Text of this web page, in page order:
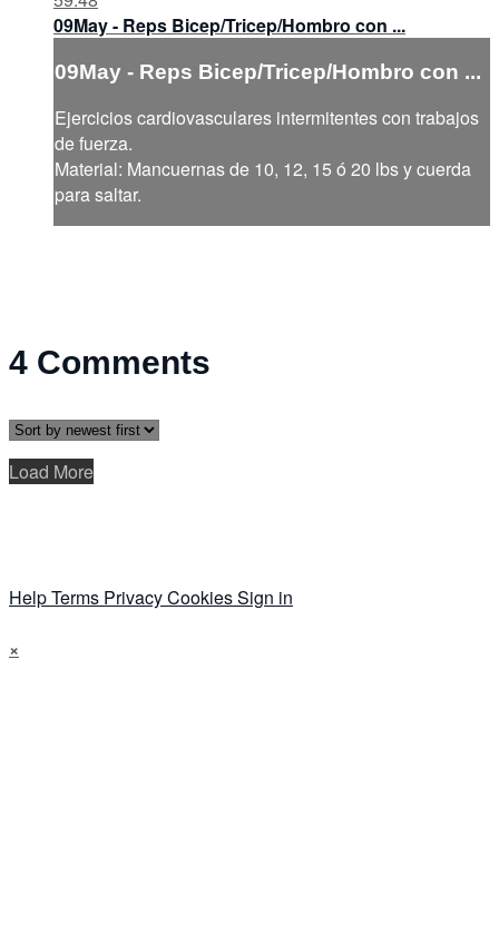
09May - Reps Bicep/Tricep/Hombro con ...
09May - Reps Bicep/Tricep/Hombro con ...
Ejercicios cardiovasculares intermitentes con trabajos
de fuerza.
Material: Mancuernas de 10, 12, 15 ó 20 lbs y cuerda
para saltar.
4 Comments
Load More
HelpTerms PrivacyCookiesSign in
×